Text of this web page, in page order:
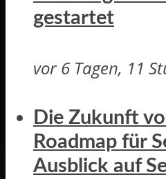
gestartet
vor 6 Tagen, 11
Die Zukunft
Roadmap für
Ausblick auf